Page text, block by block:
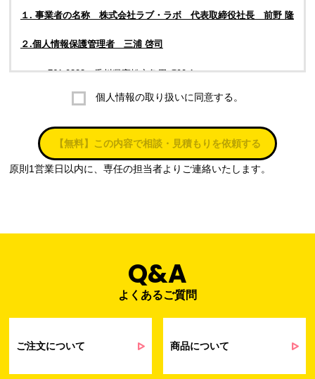
１. 事業者の名称 株式会社ラブ・ラボ 代表取締役社長 前野 隆
２.個人情報保護管理者 三浦 啓司
〒761-0323 香川県高松市亀田町90-1
株式会社ラブ・ラボ
電話：087-847-2000
電子メール：info@rub-lab.com
正当な事業遂行の範囲内で利用いたします。
個人情報の利用目的
当社通信販売における受発注業務のため
るアンケート等の収集・分析・統計のため
せ業務に関するお取引先様との業務連絡や
個人情報の取り扱いに同意する。
【無料】この内容で相談・見積もりを依頼する
原則1営業日以内に、専任の担当者よりご連絡いたします。
Q&A
よくあるご質問
ご注文について 商品について